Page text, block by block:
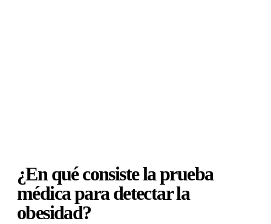
¿En qué consiste la prueba
médica para detectar la
obesidad?